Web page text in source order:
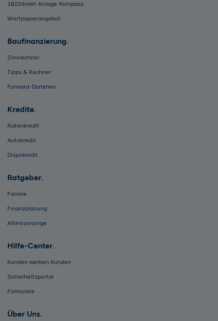
1822direkt Anlage-Kompass
Wertpapierangebot
Baufinanzierung
Zinsrechner
Tipps & Rechner
Forward-Darlehen
Kredite
Ratenkredit
Autokredit
Dispokredit
Ratgeber
Familie
Finanzplanung
Altersvorsorge
Hilfe-Center
Kunden werben Kunden
Sicherheitsportal
Formulare
Über Uns